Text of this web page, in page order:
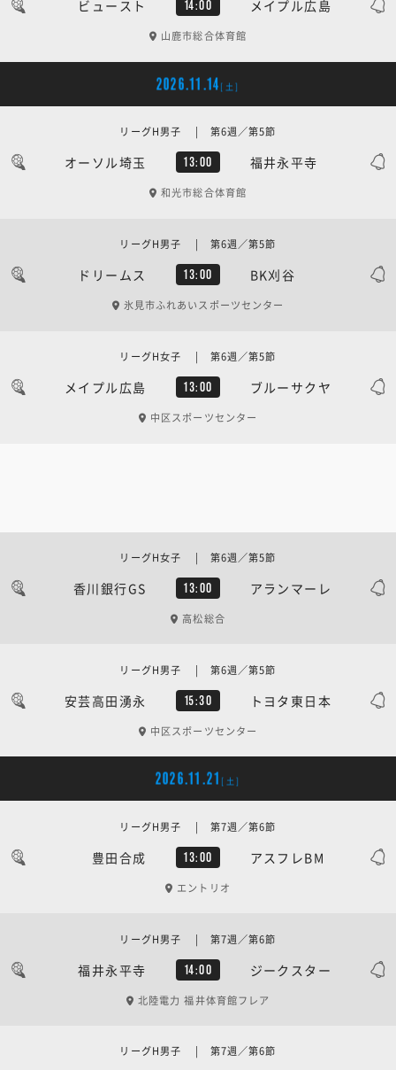
ビュースト 14:00 メイプル広島
山鹿市総合体育館
2026.11.14 [土]
オーソル埼玉 13:00 福井永平寺
リーグH男子 | 第6週／第5節
和光市総合体育館
ドリームス 13:00 BK刈谷
リーグH男子 | 第6週／第5節
氷見市ふれあいスポーツセンター
メイプル広島 13:00 ブルーサクヤ
リーグH女子 | 第6週／第5節
中区スポーツセンター
香川銀行GS 13:00 アランマーレ
リーグH女子 | 第6週／第5節
高松総合
安芸高田湧永 15:30 トヨタ東日本
リーグH男子 | 第6週／第5節
中区スポーツセンター
2026.11.21 [土]
豊田合成 13:00 アスフレBM
リーグH男子 | 第7週／第6節
エントリオ
福井永平寺 14:00 ジークスター
リーグH男子 | 第7週／第6節
北陸電力 福井体育館フレア
リーグH男子 | 第7週／第6節